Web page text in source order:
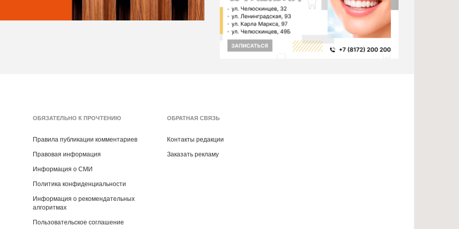
ОБЯЗАТЕЛЬНО К ПРОЧТЕНИЮ
Правила публикации комментариев
Правовая информация
Информация о СМИ
Политика конфиденциальности
Информация о рекомендательных
алгоритмах
Пользовательское соглашение
ОБРАТНАЯ СВЯЗЬ
Контакты редакции
Заказать рекламу